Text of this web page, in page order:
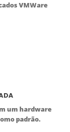
VMWare
um hardware
padrão.